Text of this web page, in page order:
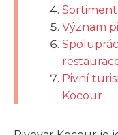
Sortiment
Význam
Pivní
Kocour